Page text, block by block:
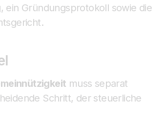
ein Gründungsprotokoll sowie die
muss separat
Schritt, der steuerliche